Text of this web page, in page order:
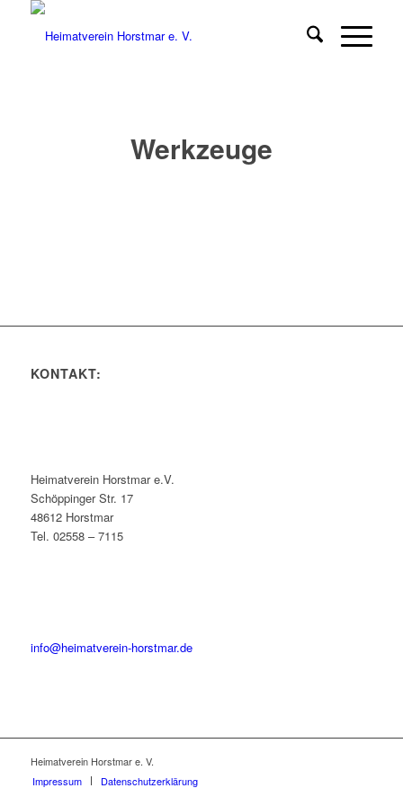
Werkzeuge
KONTAKT:
Heimatverein Horstmar e.V.
Schöppinger Str. 17
48612 Horstmar
Tel. 02558 – 7115
info@heimatverein-horstmar.de
Heimatverein Horstmar e. V.
Impressum
Datenschutzerklärung